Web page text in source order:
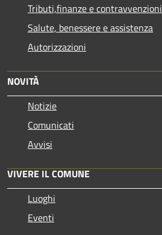
Tributi,finanze e contravvenzioni
Salute, benessere e assistenza
Autorizzazioni
NOVITÀ
Notizie
Comunicati
Avvisi
VIVERE IL COMUNE
Luoghi
Eventi